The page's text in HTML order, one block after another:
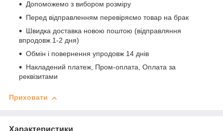
Допоможемо з вибором розміру
Перед відправленням перевіряємо товар на брак
Швидка доставка новою поштою (відправляння
впродовж 1-2 дня)
Обмін і повернення упродовж 14 днів
Накладений платеж, Пром-оплата, Оплата за
реквізитами
Приховати